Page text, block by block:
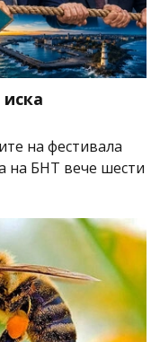
на фестивала
на БНТ вече шести